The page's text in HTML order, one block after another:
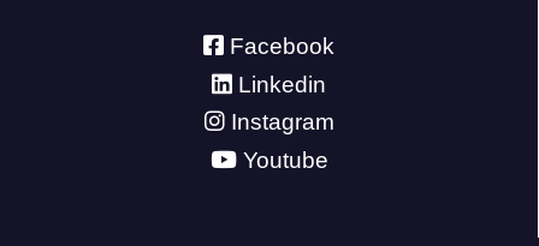
Facebook
Linkedin
Instagram
Youtube